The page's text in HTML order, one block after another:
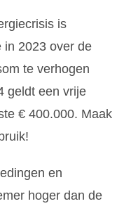
is
in 2023 over de
te verhogen
geldt een vrije
€ 400.000. Maak
en
hoger dan de